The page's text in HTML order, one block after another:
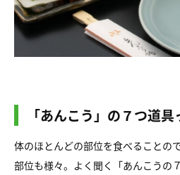
「あんこう」の７つ道
体のほとんどの部位を食べることの
部位も様々。よく聞く「あんこうの